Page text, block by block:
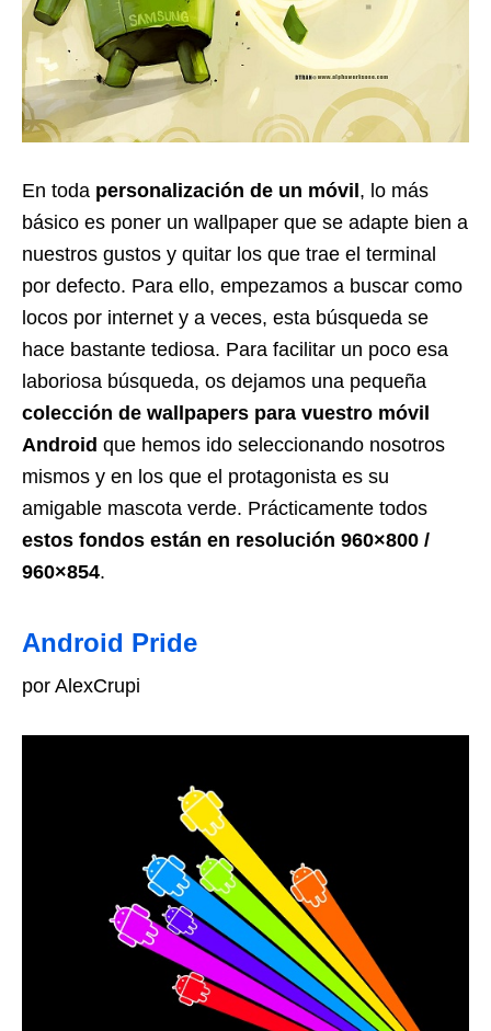
En toda personalización de un móvil , lo más
básico es poner un wallpaper que se adapte bien a
nuestros gustos y quitar los que trae el terminal
por defecto. Para ello, empezamos a buscar como
locos por internet y a veces, esta búsqueda se
hace bastante tediosa. Para facilitar un poco esa
laboriosa búsqueda, os dejamos una pequeña
colección de wallpapers para vuestro móvil
Android que hemos ido seleccionando nosotros
mismos y en los que el protagonista es su
amigable mascota verde. Prácticamente todos
estos fondos están en resolución 960×800 /
960×854.
Android Pride
por AlexCrupi